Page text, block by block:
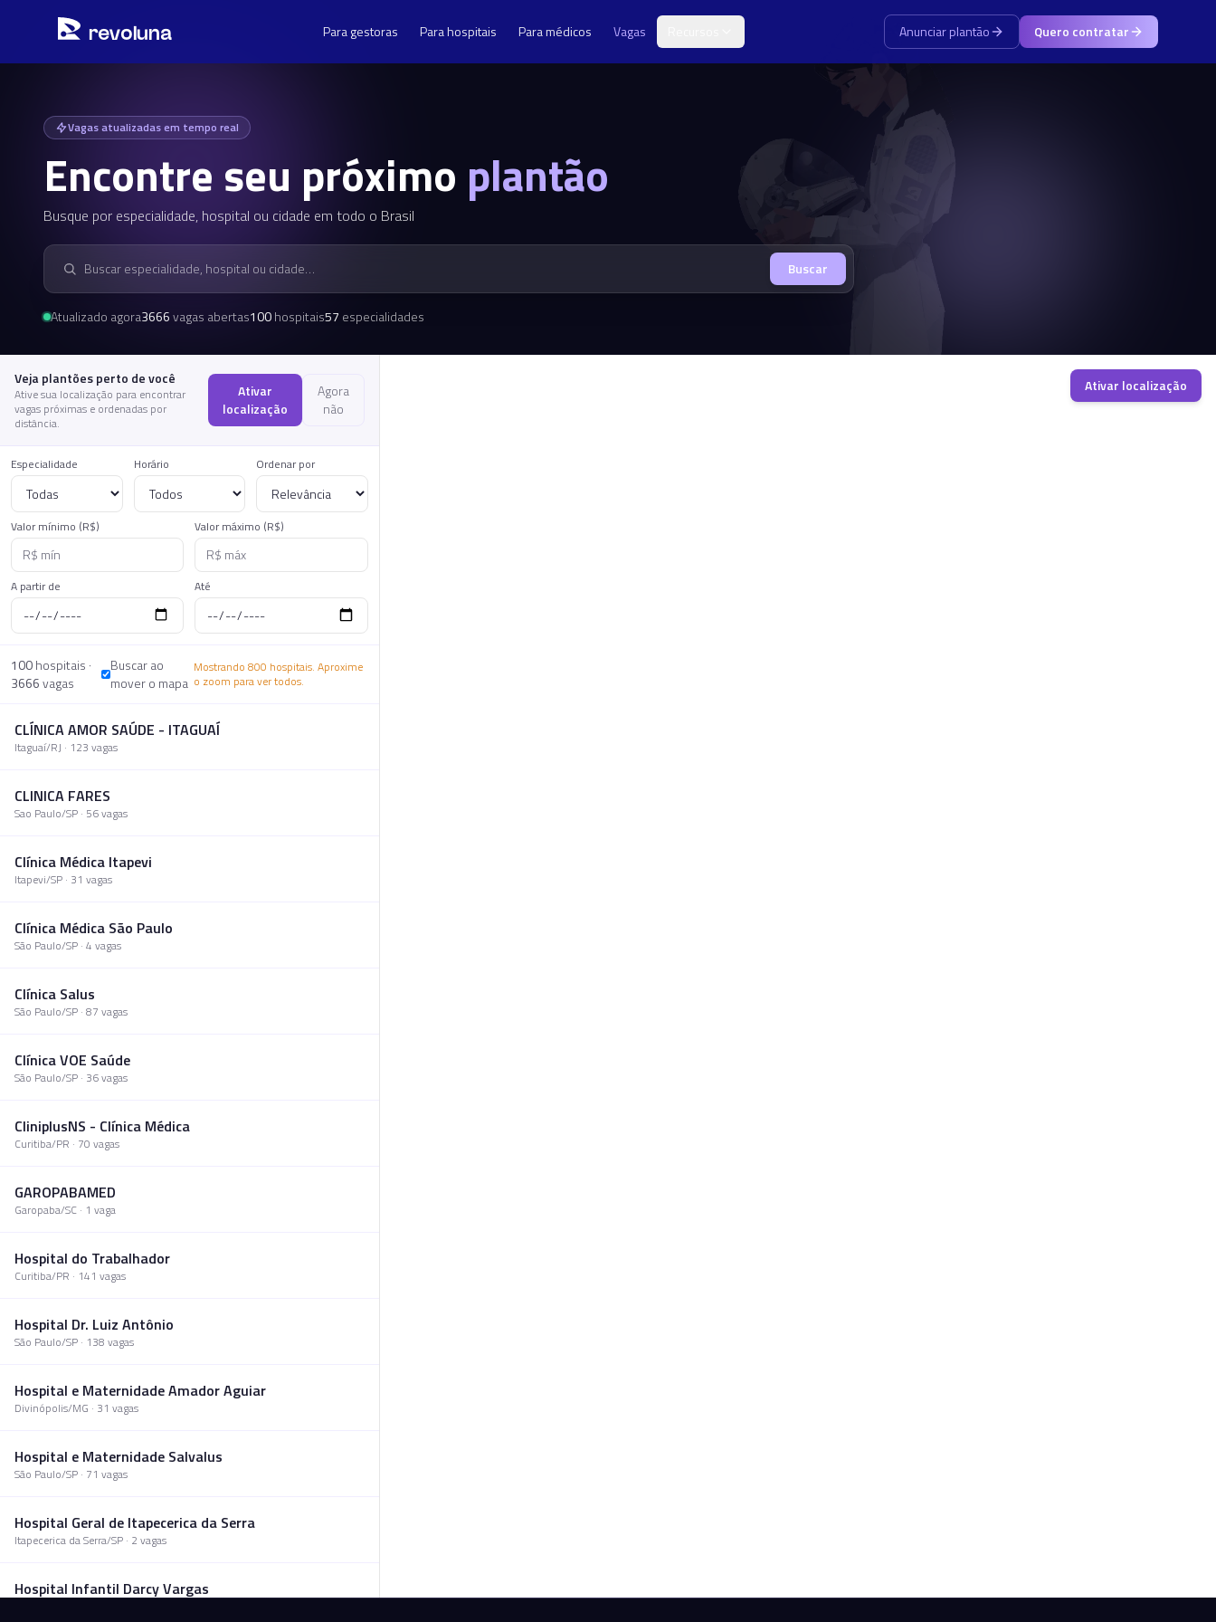
revoluna Para gestoras Para hospitais Para médicos Vagas Anunciar plantão Quero contratar
Vagas atualizadas em tempo real
Encontre seu próximo plantão
Busque por especialidade, hospital ou cidade em todo o Brasil
Buscar hospital Buscar
Atualizado agora3666vagas abertas100hospitais57 especialidades
Veja plantões perto de você
Ative sua localização para encontrar
vagas próximas e ordenadas por
distância.
Ativar
localização
Agora
não
Especialidade Horário Ordenar por
Valor mínimo (R$) Valor máximo (R$)
A partir de Até
100hospitais ·
3666vagas
Buscar ao
mover o mapa
Mostrando 800 hospitais. Aproxime
o zoom para ver todos.
CLÍNICA AMOR SAÚDE - ITAGUAÍ
Itaguaí/RJ · 123 vagas
CLINICA FARES
Sao Paulo/SP · 56vagas
Clínica Médica Itapevi
Itapevi/SP · 31 vagas
Clínica Médica São Paulo
São Paulo/SP · 4 vagas
Clínica Salus
São Paulo/SP · 87 vagas
Clínica VOE Saúde
São Paulo/SP · 36vagas
CliniplusNS - Clínica Médica
Curitiba/PR · 70 vagas
GAROPABAMED
Garopaba/SC · 1 vaga
Hospital do Trabalhador
Curitiba/PR · 141 vagas
Hospital Dr. Luiz Antônio
São Paulo/SP · 138 vagas
Hospital e Maternidade Amador Aguiar
Divinópolis/MG · 31 vagas
Hospital e Maternidade Salvalus
São Paulo/SP · 71 vagas
Hospital Geral de Itapecerica da Serra
Itapecerica da Serra/SP · 2 vagas
Hospital Infantil Darcy Vargas
Ativar localização